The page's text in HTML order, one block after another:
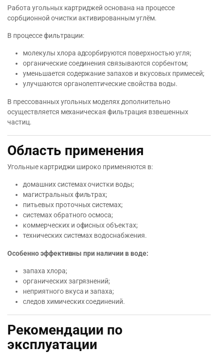
Работа угольных картриджей основана на процессе
сорбционной очистки активированным углём.
В процессе фильтрации:
молекулы хлора адсорбируются поверхностью угля;
органические соединения связываются сорбентом;
уменьшается содержание запахов и вкусовых примесей;
улучшаются органолептические свойства воды.
В прессованных угольных моделях дополнительно
осуществляется механическая фильтрация взвешенных
частиц.
Область применения
Угольные картриджи широко применяются в:
домашних системах очистки воды;
магистральных фильтрах;
питьевых проточных системах;
системах обратного осмоса;
коммерческих и офисных объектах;
технических системах водоснабжения.
Особенно эффективны при наличии в воде:
запаха хлора;
органических загрязнений;
неприятного вкуса и запаха;
следов химических соединений.
Рекомендации по
эксплуатации